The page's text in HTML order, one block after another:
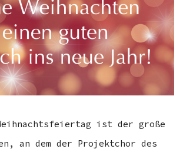
ist der große
an dem der Projektchor des